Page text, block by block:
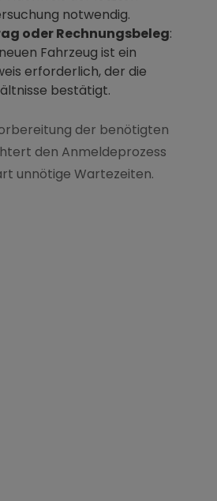
Jobs
notwendig.
oder Rechnungsbeleg:
Fahrzeug ist ein
erforderlich, der die
bestätigt.
der benötigten
den Anmeldeprozess
unnötige Wartezeiten.